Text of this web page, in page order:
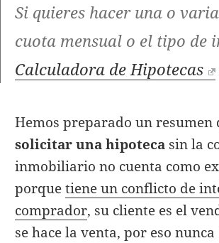
Si quieres hacer una o
cuota mensual o el tipo de
Calculadora de Hipotecas
Hemos preparado un resumen
solicitar una hipoteca sin la
inmobiliario no cuenta como
porquetiene un conflicto de
comprador, su cliente es el
se hace la venta, por eso